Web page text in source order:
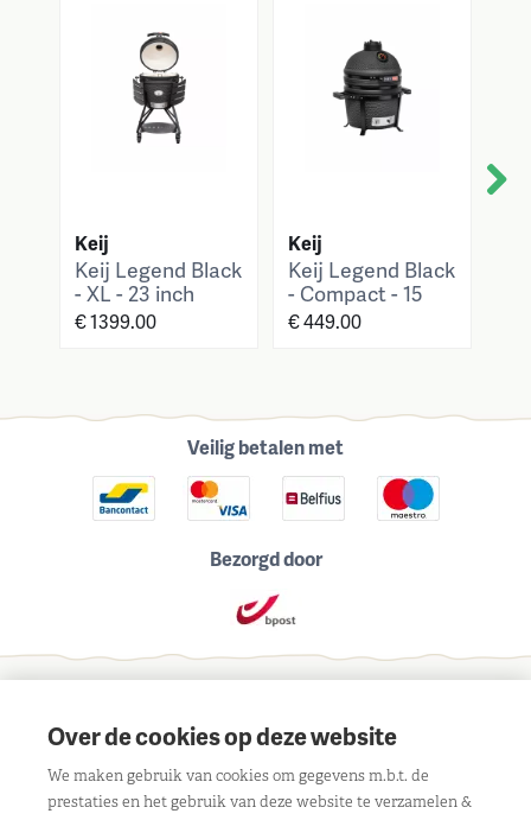
Keij
Keij Legend Black
- XL - 23 inch
€ 1399.00
Keij
Keij Legend Black
- Compact - 15
inch
€ 449.00
Veilig betalen met
Bezorgd door
Over de cookies op deze website
We maken gebruik van cookies om gegevens m.b.t. de
prestaties en het gebruik van deze website te verzamelen &